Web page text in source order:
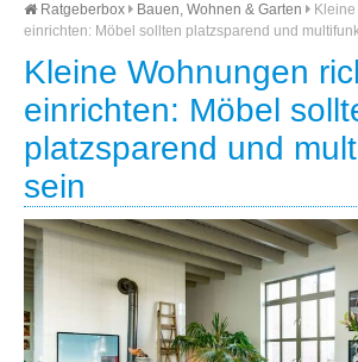
Ratgeberbox Bauen, Wohnen & Garten
einrichten: Möbel sollten platzsparend und
Kleine Wohnungen
einrichten: Möbel
platzsparend und
sein